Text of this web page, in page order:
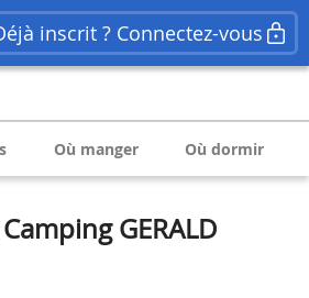
inscrit ? Connectez-vous
Où manger Où dormir
GERALD